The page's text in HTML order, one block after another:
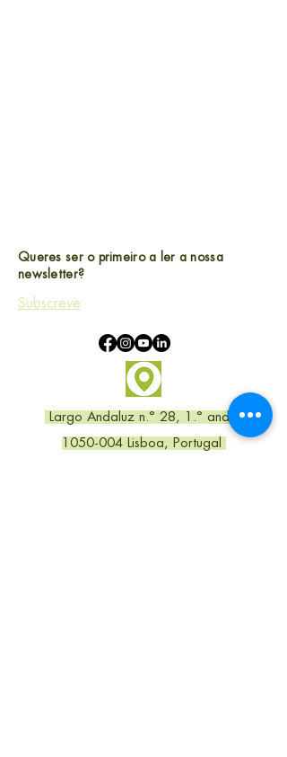
Queres ser o primeiro a ler a nossa
newsletter?
Subscreve
Largo Andaluz n.° 28, 1.° andar
1050-004 Lisboa, Portugal